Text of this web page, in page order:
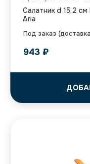
Под заказ
Салатник d 15,2
Aria
943 ₽